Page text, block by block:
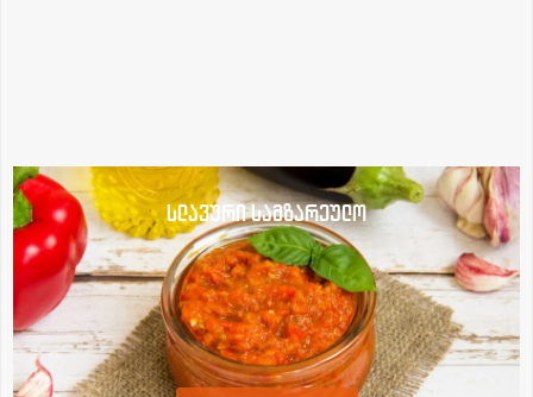
სლავური სამზარეულო